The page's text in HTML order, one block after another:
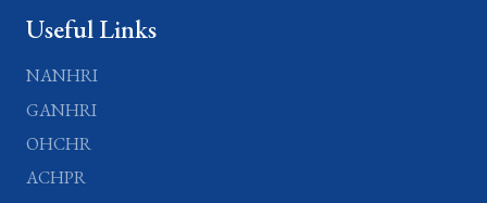
Useful Links
NANHRI
GANHRI
OHCHR
ACHPR